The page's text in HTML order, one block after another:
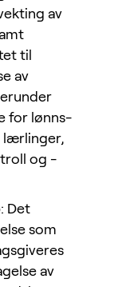
av
til
av
for lønns-
lærlinger,
og -
: Det
som
av